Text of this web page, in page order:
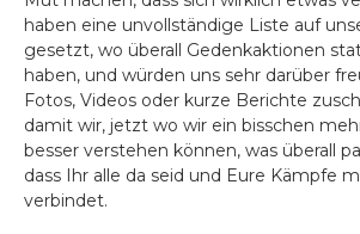
haben eine unvollständige Liste auf
gesetzt, wo überall Gedenkaktionen
haben, und würden uns sehr darüber
Fotos, Videos oder kurze Berichte
damit wir, jetzt wo wir ein bisschen
besser verstehen können, was überall
dass Ihr alle da seid und Eure Kämpfe
verbindet.